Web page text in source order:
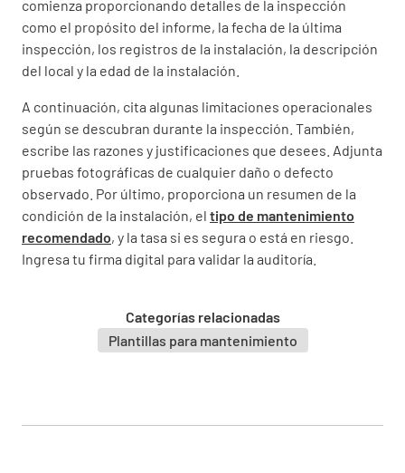
comienza proporcionando detalles de la inspección
como el propósito del informe, la fecha de la última
inspección, los registros de la instalación, la descripción
del local y la edad de la instalación.
A continuación, cita algunas limitaciones operacionales
según se descubran durante la inspección. También,
escribe las razones y justificaciones que desees. Adjunta
pruebas fotográficas de cualquier daño o defecto
observado. Por último, proporciona un resumen de la
condición de la instalación, el tipo de mantenimiento
recomendado, y la tasa si es segura o está en riesgo.
Ingresa tu firma digital para validar la auditoría.
Categorías relacionadas
Plantillas para mantenimiento
Detalles de la instalación
instalación?
NO.
Descripción de las instalaciones
DOMÉSTICO COMERCIAL